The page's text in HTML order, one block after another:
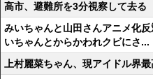
高市、避難所を3分視察して去る
みいちゃんと山田さんアニメ化
いちゃんとからかわれクビにさ...
上村麗菜ちゃん、現アイドル界